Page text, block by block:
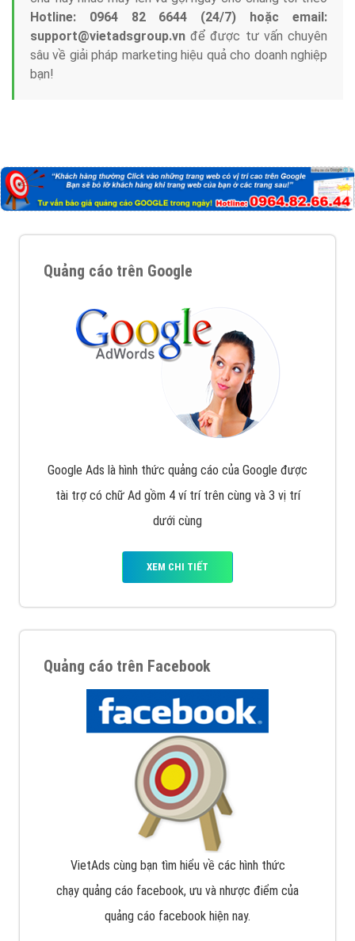
Hotline: 0964 82 6644 (24/7) hoặc email:
support@vietadsgroup.vn để được tư vấn chuyên
sâu về giải pháp marketing hiệu quả cho doanh nghiệp
bạn!
Quảng cáo trên Google
Google Ads là hình thức quảng cáo của Google được
tài trợ có chữ Ad gồm 4 ví trí trên cùng và 3 vị trí
dưới cùng
XEM CHI TIẾT
Quảng cáo trên Facebook
VietAds cùng bạn tìm hiểu về các hình thức
chạy quảng cáo facebook, ưu và nhược điểm của
quảng cáo facebook hiện nay.